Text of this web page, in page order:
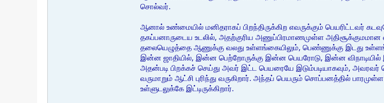
சொல்வர்.
ஆனால் உண்மையில் மனிதராகப் பிறந்திருக்கிற எவருக்கும்
தகப்பனாருடைய உடலில், அதற்குரிய அணுப்பிரமாணமுள்ள
தலையெழுத்தை ஆணுக்கு வலது உள்ளங்கையிலும், பெண்ணுக்கு இடது
இன்ன ஜாதியில், இன்ன பெற்றோருக்கு இன்ன பெயரோடு, இன்ன விநாடியில்
அதன்படி பிறக்கச் செய்து அவர் இட்ட பெயரையே இடும்படியாகவும்,
வருமாறும் ஆட்சி புரிந்து வருகிறார். அந்தப் பெயரும் சொப்பனத்தில்
உள்ளுடலுக்கே இட்டிருக்கிறார்.